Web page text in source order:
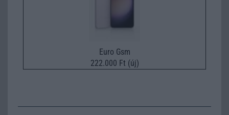
Euro Gsm
222.000 Ft (új)